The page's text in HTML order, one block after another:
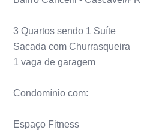
3 Quartos sendo 1 Suíte
Sacada com Churrasqueira
1 vaga de garagem
Condomínio com:
Espaço Fitness